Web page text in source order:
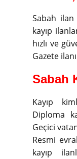
Sabah
kayıp
hızlı ve
Gazete
Sabah
Kayıp
Diploma
Geçici
Resmi
kayıp